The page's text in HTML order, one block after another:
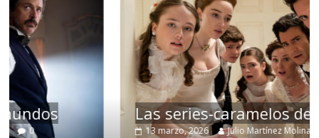
Las series-caramelos de Shondaland
13 marzo, 2026 Julio Martínez Molina 0